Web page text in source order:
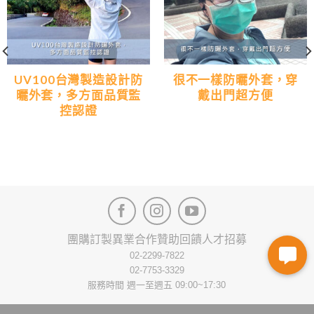
UV100台灣製造設計防
曬外套，多方面品質監
控認證
很不一樣防曬外套，穿
戴出門超方便
團購訂製異業合作贊助回饋人才招募
02-2299-7822
02-7753-3329
服務時間 週一至週五 09:00~17:30